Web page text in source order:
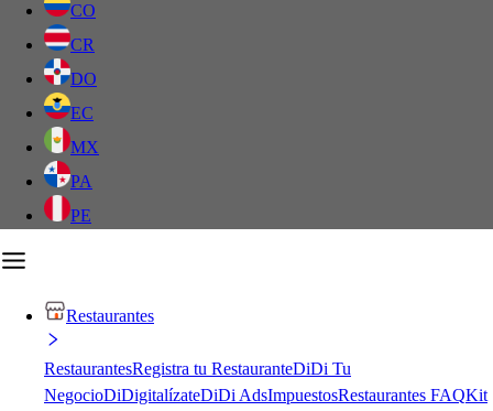
CO
CR
DO
EC
MX
PA
PE
Restaurantes
RestaurantesRegistra tu RestauranteDiDi Tu
NegocioDiDigitalízateDiDi AdsImpuestosRestaurantes FAQKit